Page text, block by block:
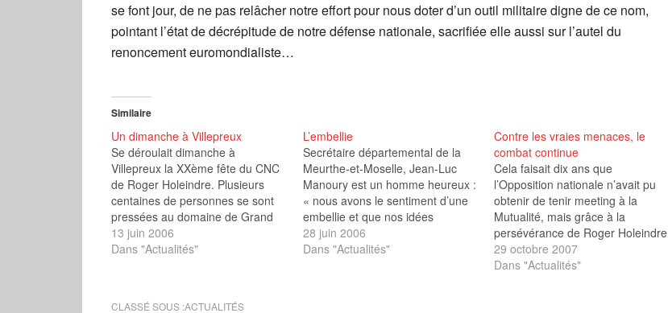
se font jour, de ne pas relâcher notre effort pour nous doter d’un outil militaire digne de ce nom,
pointant l’état de décrépitude de notre défense nationale, sacrifiée elle aussi sur l’autel du
renoncement euromondialiste…
Similaire
Un dimanche à Villepreux
Se déroulait dimanche à
Villepreux la XXème fête du CNC
de Roger Holeindre. Plusieurs
centaines de personnes se sont
pressées au domaine de Grand
maisons dès 9h pour assister à la
messe traditionnelle, découvrir les
13 juin 2006
Dans "Actualités"
L’embellie
Secrétaire départemental de la
Meurthe-et-Moselle, Jean-Luc
Manoury est un homme heureux :
« nous avons le sentiment d’une
embellie et que nos idées
progressent », expliquait-il au
quotidien Le Républicain Lorrain
28 juin 2006
Dans "Actualités"
Contre les vraies menaces, le
combat continue
Cela faisait dix ans que
l’Opposition nationale n’avait pu
obtenir de tenir meeting à la
Mutualité, mais grâce à la
persévérance de Roger Holeindre
le « signe indien » a été vaincu
vendredi par la réunion publique
29 octobre 2007
Dans "Actualités"
CLASSÉ SOUS :ACTUALITÉS